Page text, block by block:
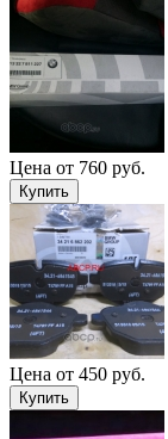
Цена от 760 руб.
Купить
Цена от 450 руб.
Купить